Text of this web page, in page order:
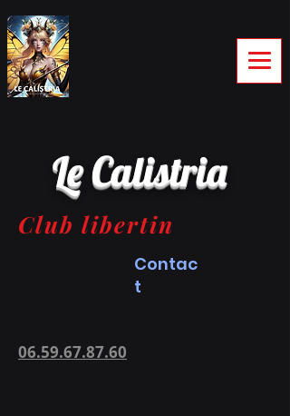
Le Calistria
Club libertin
Contac
t
06.59.67.87.60